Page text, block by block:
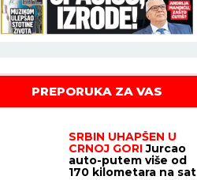
PREPORUKA ZA VAS
SRBIN UHAPŠEN U
CRNOJ GORIJurcao
auto-putem više od
170 kilometara na sat